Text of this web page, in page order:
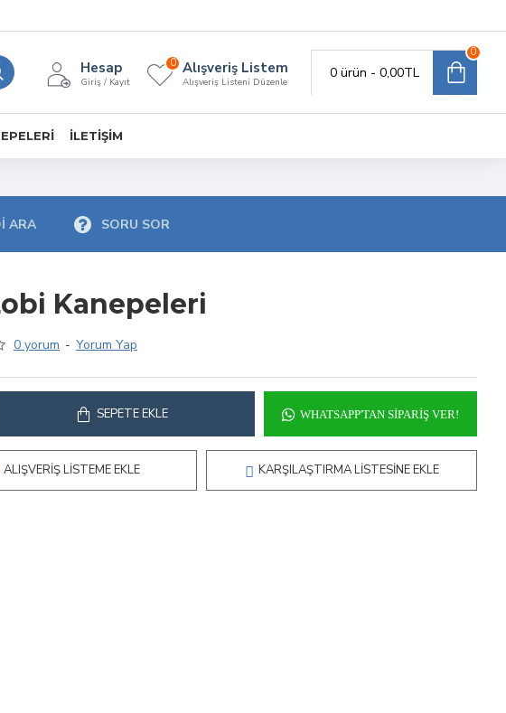
Hesap
Giriş / Kayıt
Alışveriş Listem
Alışveriş Listeni Düzenle
0
0 ürün - 0,00TL
0
İLETIŞIM
ARA SORU SOR
Kanepeleri
0 yorum - Yorum Yap
SEPETE EKLE WHATSAPP'TAN SIPARIŞ VER!
ALIŞVERIŞ LISTEME EKLE KARŞILAŞTIRMA LISTESINE EKLE